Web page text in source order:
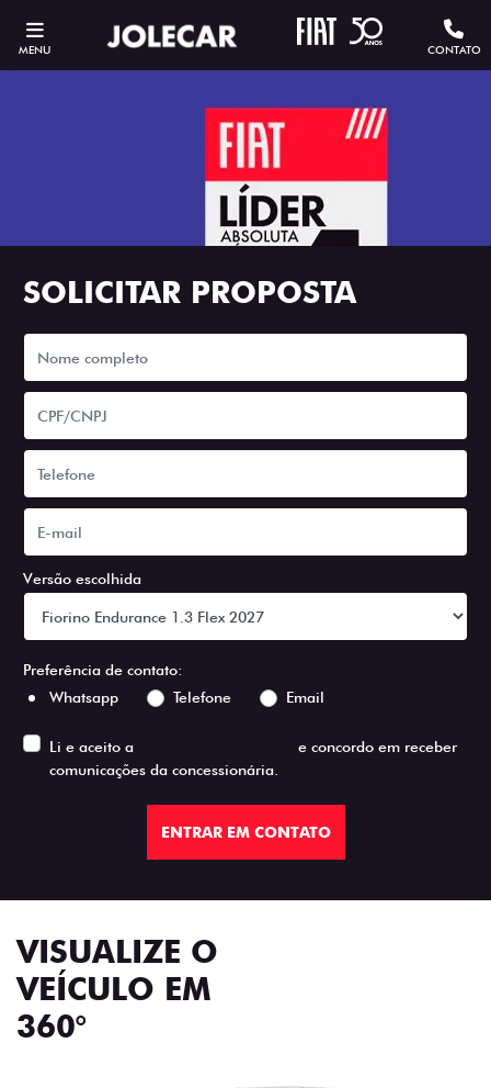
MENU CONTATO
SOLICITAR PROPOSTA
Versão escolhida
Preferência de contato:
Whatsapp
Telefone Email
Li e aceito a
e concordo em receber
comunicações da concessionária.
ENTRAR EM CONTATO
VISUALIZE O
VEÍCULO EM
360°